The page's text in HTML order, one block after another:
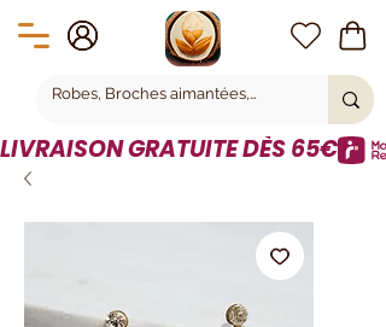
LIVRAISON GRATUITE DÈS 65€